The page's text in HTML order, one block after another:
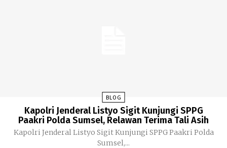
BLOG
Kapolri Jenderal Listyo Sigit Kunjungi SPPG
Paakri Polda Sumsel, Relawan Terima Tali Asih
Kapolri Jenderal Listyo Sigit Kunjungi SPPG Paakri Polda
Sumsel,...